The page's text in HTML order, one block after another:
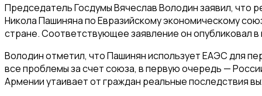
Председатель Госдумы Вячеслав Володин заявил, что
Никола Пашиняна по Евразийскому экономическому
стране. Соответствующее заявление он опубликовал
Володин отметил, что Пашинян использует ЕАЭС для
все проблемы за счет союза, в первую очередь —
Армении утаивает от граждан реальные последствия